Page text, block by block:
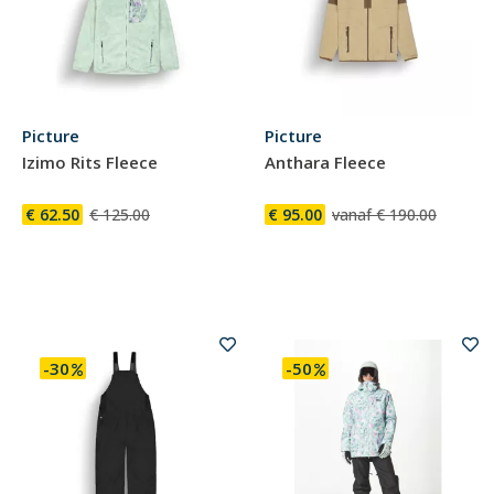
Picture
Izimo Rits Fleece
€ 62.50 € 125.00
Picture
Anthara Fleece
€ 95.00 vanaf € 190.00
-30 -50